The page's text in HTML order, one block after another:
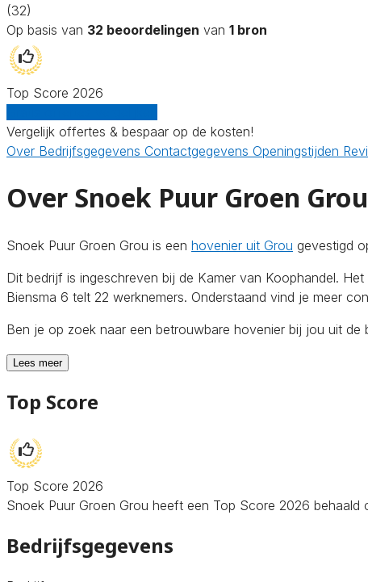
(32)
Op basis van 32 beoordelingen van 1 bron
Top Score 2026
Vergelijk offertes & bespaar op de kosten!
Over Bedrijfsgegevens Contactgegevens Openingstijden
Over Snoek Puur Groen Grou
Snoek Puur Groen Grou is een hovenier uit Grou gevestigd
Dit bedrijf is ingeschreven bij de Kamer van Koophandel.
Biensma 6 telt 22 werknemers. Onderstaand vind je meer
Ben je op zoek naar een betrouwbare hovenier bij jou uit
Lees meer
Top Score
Top Score 2026
Snoek Puur Groen Grou heeft een Top Score 2026
Bedrijfsgegevens